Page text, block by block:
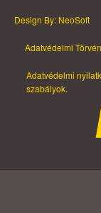
Design By: NeoSoft
Adatvédelmi
Adatvédelmi
szabályok.